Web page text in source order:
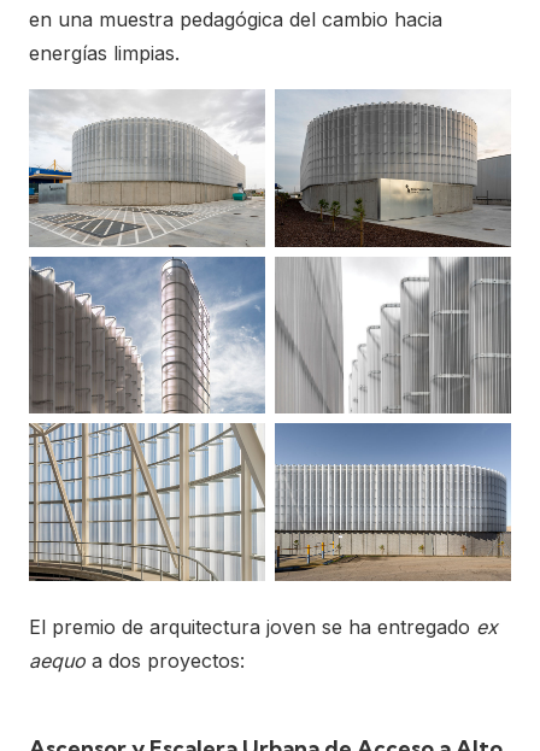
en una muestra pedagógica del cambio hacia
energías limpias.
El premio de arquitectura joven se ha entregado ex
aequo a dos proyectos: